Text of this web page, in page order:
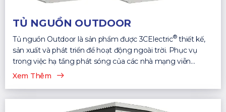
TỦ NGUỒN OUTDOOR
Tủ nguồn Outdoor là sản phẩm được 3CElectric®thiết kế,
sản xuất và phát triển để hoạt động ngoài trời. Phục vụ
trong việc hạ tầng phát sóng của các nhà mạng viễn
thông...
Xem Thêm